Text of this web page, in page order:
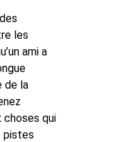
les
ami a
de la
choses qui
pistes